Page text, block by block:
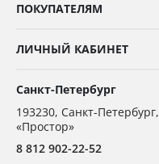
ПОКУПАТЕЛЯМ
ЛИЧНЫЙ КАБИНЕТ
Санкт-Петербург
193230, Санкт-Петербург,
«Простор»
8 812 902-22-52